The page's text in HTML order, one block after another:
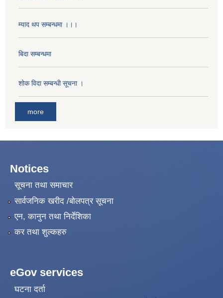
म्याद थप सम्बन्धमा ।।।
बिदा सम्बन्धमा
शोक विदा सम्बन्धी सूचना ।
more
Notices
सूचना तथा समाचार
सार्वजनिक खरीद /बोलपत्र सूचना
एन, कानुन तथा निर्देशिका
कर तथा शुल्कहरु
eGov services
घटना दर्ता